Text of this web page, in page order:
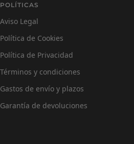
POLÍTICAS
Aviso Legal
Política de Cookies
Política de Privacidad
Términos y condiciones
Gastos de envío y plazos
Garantía de devoluciones